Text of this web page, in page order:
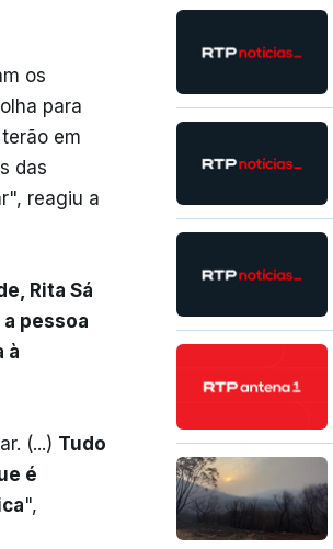
os
para
em
das
reagiu a
Rita Sá
pessoa
à
(...) Tudo
é
",